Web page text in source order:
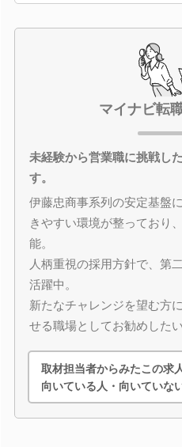
マイナビ転
未経験から営業職に挑戦し
す。
伊藤忠商事系列の安定基盤
きやすい環境が整っており
能。
人柄重視の採用方針で、第
活躍中。
新たなチャレンジを望む方
せる職場としてお勧めしたい
取材担当者からみたこの求
向いている人・向いていな